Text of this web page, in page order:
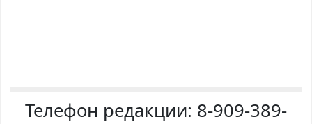
Телефон редакции: 8-909-389-